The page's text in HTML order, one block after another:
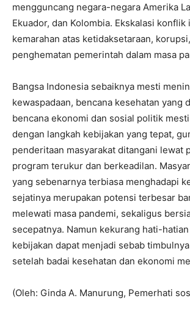
mengguncang negara-negara Amerika
Ekuador, dan Kolombia. Ekskalasi konflik
kemarahan atas ketidaksetaraan,
penghematan pemerintah dalam masa
Bangsa Indonesia sebaiknya mesti
kewaspadaan, bencana kesehatan yang
bencana ekonomi dan sosial politik
dengan langkah kebijakan yang tepat,
penderitaan masyarakat ditangani lewat
program terukur dan berkeadilan.
yang sebenarnya terbiasa menghadapi
sejatinya merupakan potensi terbesar
melewati masa pandemi, sekaligus
secepatnya. Namun kekurang hati-
kebijakan dapat menjadi sebab
setelah badai kesehatan dan ekonomi
(Oleh: Ginda A. Manurung, Pemerhati